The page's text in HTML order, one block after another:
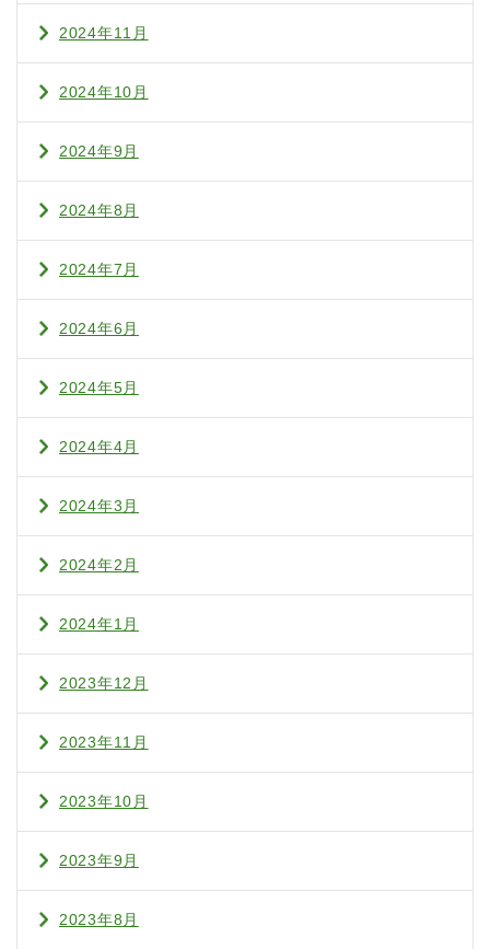
2024年11月
2024年10月
2024年9月
2024年8月
2024年7月
2024年6月
2024年5月
2024年4月
2024年3月
2024年2月
2024年1月
2023年12月
2023年11月
2023年10月
2023年9月
2023年8月